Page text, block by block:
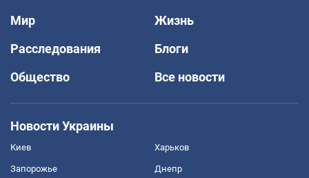
Мир
Жизнь
Расследования
Блоги
Общество
Все новости
Новости Украины
Киев Харьков
Запорожье Днепр